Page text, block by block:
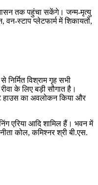
तक पहुंचा सकेंगे। जन्म-मृत्यु
स्टाप प्लेटफार्म में शिकायतों,
विश्राम गृह सभी
के लिए बड़ी सौगात है।
हाउस का अवलोकन किया और
एरिया आदि शामिल हैं। भवन में
कोल, कमिश्नर श्री बी.एस.